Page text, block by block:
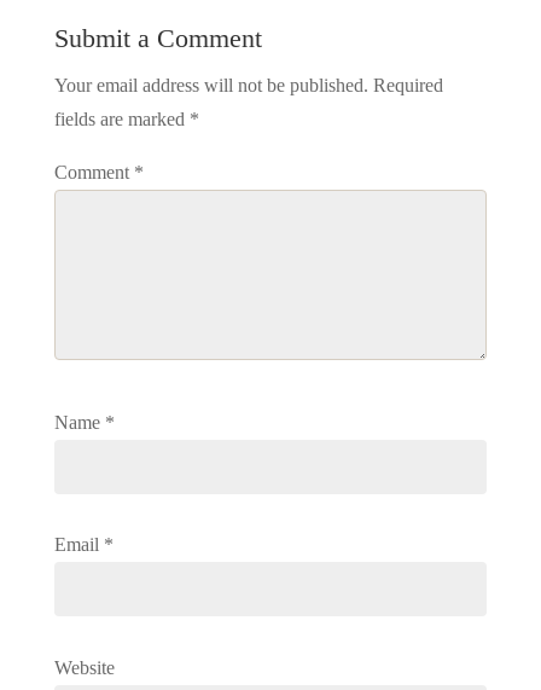
Submit a Comment
Your email address will not be published. Required
fields are marked *
Comment *
Name *
Email *
Website